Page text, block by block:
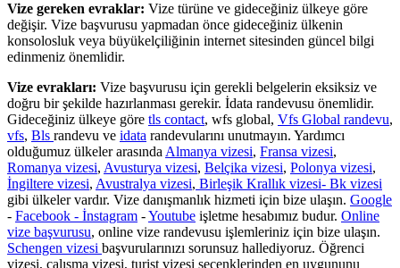
Vize gereken evraklar: Vize türüne ve gideceğiniz ülkeye göre
değişir. Vize başvurusu yapmadan önce gideceğiniz ülkenin
konsolosluk veya büyükelçiliğinin internet sitesinden güncel bilgi
edinmeniz önemlidir.
Vize evrakları: Vize başvurusu için gerekli belgelerin eksiksiz ve
doğru bir şekilde hazırlanması gerekir. İdata randevusu önemlidir.
Gideceğiniz ülkeye göre tls contact, wfs global, Vfs Global randevu,
vfs, Bls randevu ve idata randevularını unutmayın. Yardımcı
olduğumuz ülkeler arasında Almanya vizesi, Fransa vizesi,
Romanya vizesi, Avusturya vizesi, Belçika vizesi, Polonya vizesi,
İngiltere vizesi, Avustralya vizesi, Birleşik Krallık vizesi- Bk vizesi
gibi ülkeler vardır. Vize danışmanlık hizmeti için bize ulaşın. Google
- Facebook - İnstagram -Youtube işletme hesabımız budur. Online
vize başvurusu, online vize randevusu işlemleriniz için bize ulaşın.
Schengen vizesi başvurularınızı sorunsuz hallediyoruz. Öğrenci
vizesi, çalışma vizesi, turist vizesi seçenklerinden en uygununu